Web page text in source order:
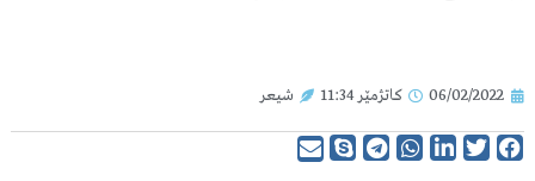
06/02/2022 کاتژمێر 11:34 شیعر